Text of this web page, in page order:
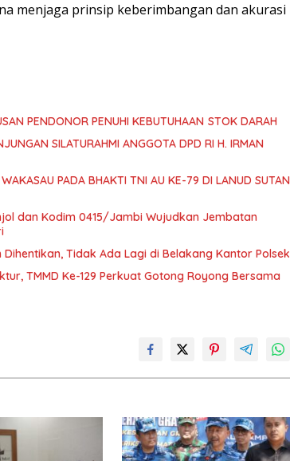
menjaga prinsip keberimbangan dan akurasi
SEMANGAT KEMANUSIAAN DI TMMD ke-129: RATUSAN PENDONOR PENUHI KEBUTUHAAN STOK DARAH
SILATURAHMI ANGGOTA DPD RI H. IRMAN
PADA BHAKTI TNI AU KE-79 DI LANUD SUTAN
dan Kodim 0415/Jambi Wujudkan Jembatan
Dihentikan, Tidak Ada Lagi di Belakang Kantor Polsek
TMMD Ke-129 Perkuat Gotong Royong Bersama